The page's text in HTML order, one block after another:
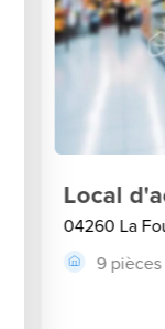
Local
04260 La
9 pièces